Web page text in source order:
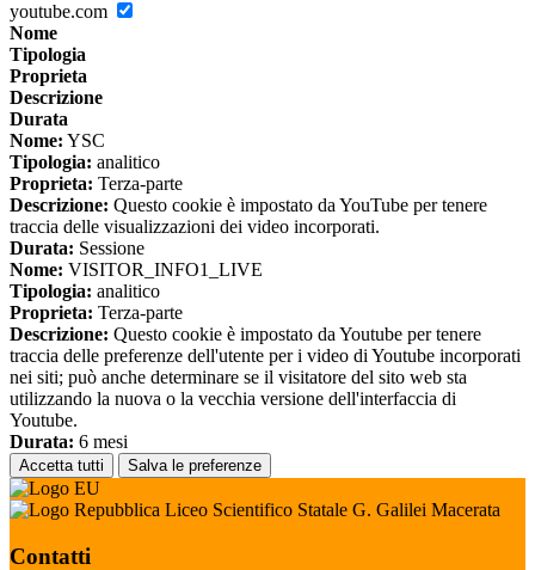
youtube.com
Nome
Tipologia
Proprieta
Descrizione
Durata
Nome: YSC
Tipologia: analitico
Proprieta: Terza-parte
Descrizione: Questo cookie è impostato da YouTube per tenere
traccia delle visualizzazioni dei video incorporati.
Durata: Sessione
Nome: VISITOR_INFO1_LIVE
Tipologia: analitico
Proprieta: Terza-parte
Descrizione: Questo cookie è impostato da Youtube per tenere
traccia delle preferenze dell'utente per i video di Youtube incorporati
nei siti; può anche determinare se il visitatore del sito web sta
utilizzando la nuova o la vecchia versione dell'interfaccia di
Youtube.
Durata: 6 mesi
Accetta tutti Salva le preferenze
Liceo Scientifico Statale G. Galilei Macerata
Contatti